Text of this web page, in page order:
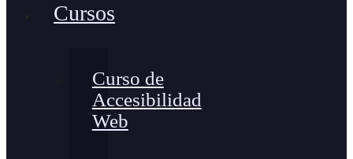
Cursos
Curso de
Accesibilidad
Web